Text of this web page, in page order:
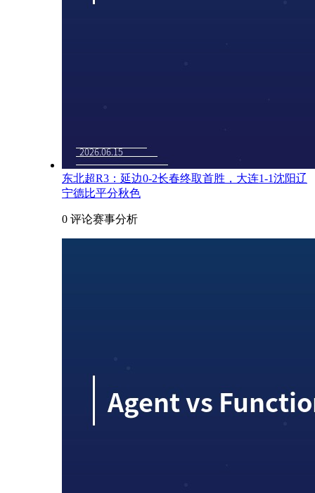
东北超R3：延边0-2长春终取首胜，大连1-1沈阳辽
宁德比平分秋色
0 评论赛事分析